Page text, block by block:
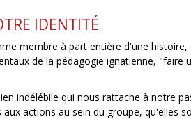
IDENTITÉ
membre à part entière d'une histoire,
de la pédagogie ignatienne, "faire
indélébile qui nous rattache à notre
actions au sein du groupe, qu'elles